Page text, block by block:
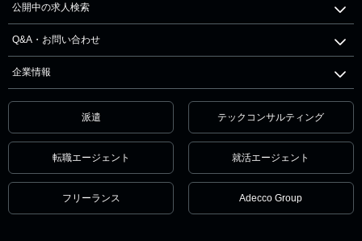
公開中の求人検索
Q&A・お問い合わせ
企業情報
派遣 テックコンサルティング
転職エージェント 就活エージェント
フリーランス Adecco Group